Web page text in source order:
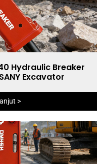
Hydraulic Breaker
Excavator
>